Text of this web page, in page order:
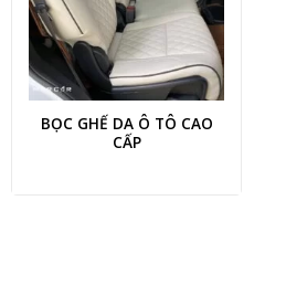
BỌC GHẾ DA Ô TÔ CAO
CẤP